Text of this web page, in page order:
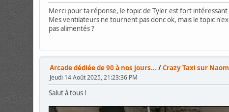
Merci pour ta réponse, le topic de Tyler est fort
Mes ventilateurs ne tournent pas donc ok, mais le topic
pas alimentés ?
Arcade dédiée de 90 à nos jours... /Crazy Taxi sur
Jeudi 14 Août 2025, 21:23:36 PM
Salut à tous !